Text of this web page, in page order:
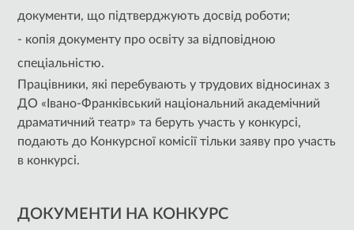
документи, що підтверджують досвід роботи;
- копія документу про освіту за відповідною
спеціальністю.
Працівники, які перебувають у трудових відносинах з
ДО «Івано-Франківський національний академічний
драматичний театр» та беруть участь у конкурсі,
подають до Конкурсної комісії тільки заяву про участь
в конкурсі.
ДОКУМЕНТИ НА КОНКУРС